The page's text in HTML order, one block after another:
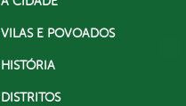
VILAS E POVOADOS
HISTÓRIA
DISTRITOS